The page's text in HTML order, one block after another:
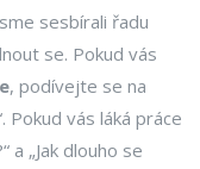
sesbírali řadu
se. Pokud vás
, podívejte se na
Pokud vás láká práce
„Jak dlouho se